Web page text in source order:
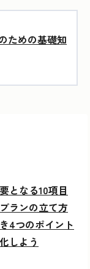
ための基礎知
となる10項目
ランの立て方
4つのポイント
しよう